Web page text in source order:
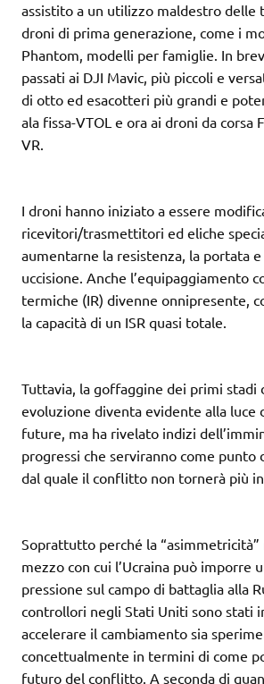
assistito a un utilizzo maldestro delle
droni di prima generazione, come i
Phantom, modelli per famiglie. In
passati ai DJI Mavic, più piccoli e
di otto ed esacotteri più grandi e
ala fissa-VTOL e ora ai droni da corsa
VR.
I droni hanno iniziato a essere
ricevitori/trasmettitori ed eliche
aumentarne la resistenza, la portata
uccisione. Anche l’equipaggiamento
termiche (IR) divenne onnipresente,
la capacità di un ISR quasi totale.
Tuttavia, la goffaggine dei primi stadi
evoluzione diventa evidente alla luce
future, ma ha rivelato indizi
progressi che serviranno come punto
dal quale il conflitto non tornerà più
Soprattutto perché la “asimmetricità”
mezzo con cui l’Ucraina può imporre
pressione sul campo di battaglia alla
controllori negli Stati Uniti sono stati
accelerare il cambiamento sia
concettualmente in termini di come
futuro del conflitto. A seconda di